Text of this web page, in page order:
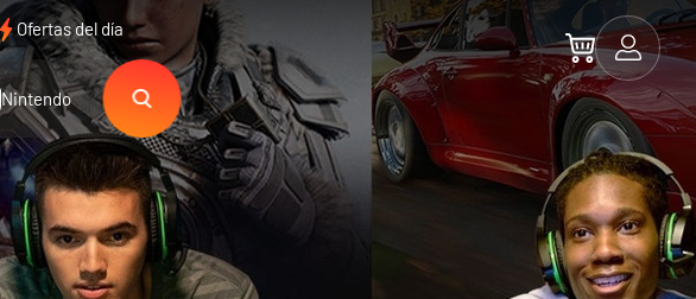
Ofertas del día
Nintendo